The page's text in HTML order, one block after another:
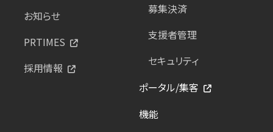
お知らせ
PRTIMES
採用情報
募集決済
支援者管理
セキュリティ
ポータル/集客
機能